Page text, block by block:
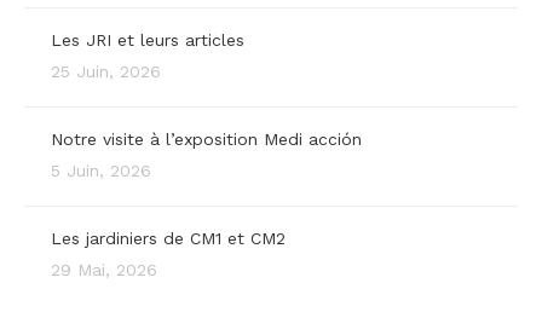
Les JRI et leurs articles
25 Juin, 2026
Notre visite à l’exposition Medi acción
5 Juin, 2026
Les jardiniers de CM1 et CM2
29 Mai, 2026